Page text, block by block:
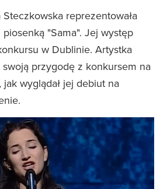
reprezentowała
"Sama". Jej występ
w Dublinie. Artystka
swoją przygodę z konkursem na
wyglądał jej debiut na